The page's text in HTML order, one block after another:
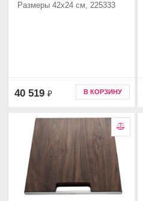
Размеры 42x24 см, 225333
40 519 ₽ В КОРЗИНУ